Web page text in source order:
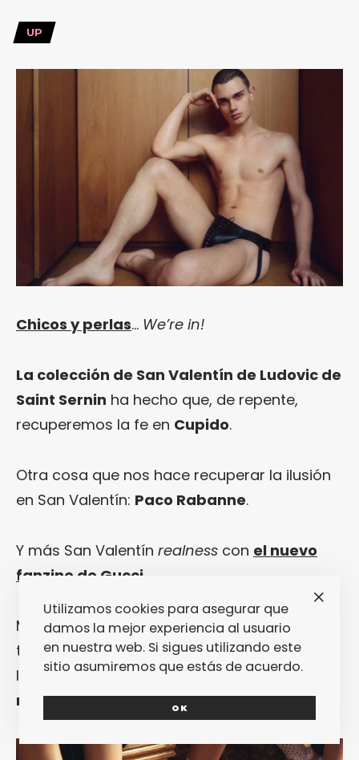
UP
Chicos y perlas… We’re in!
La colección de San Valentín de Ludovic de
Saint Sernin ha hecho que, de repente,
recuperemos la fe en Cupido.
Otra cosa que nos hace recuperar la ilusión
en San Valentín: Paco Rabanne.
Y más San Valentín realness con el nuevo
fanzine de Gucci
Mucho se está hablando en las últimas
temporadas del rollo bimateria… Pero nunca
lo habíamos visto tan tremendo como en
nueva colección de Junya Watanabe.
Utilizamos cookies para asegurar que
damos la mejor experiencia al usuario
en nuestra web. Si sigues utilizando este
sitio asumiremos que estás de acuerdo.
OK